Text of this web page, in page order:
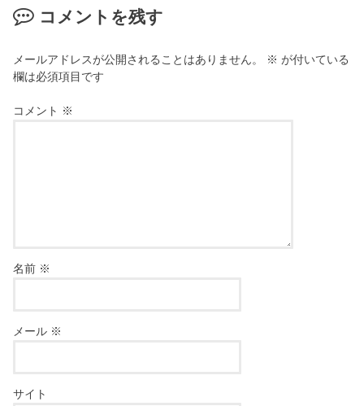
コメントを残す
メールアドレスが公開されることはありません。 ※ が付いている
欄は必須項目です
コメント ※
名前 ※
メール ※
サイト